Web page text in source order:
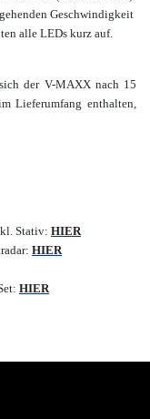
Geschwindigkeit
alle LEDs kurz auf.
der V-MAXX nach 15
Lieferumfang enthalten,
Stativ: HIER
HIER
HIER